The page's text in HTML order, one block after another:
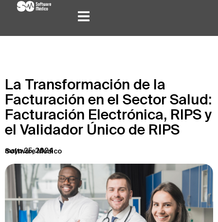
La Transformación de la
Facturación en el Sector Salud:
Facturación Electrónica, RIPS y
el Validador Único de RIPS
mayo 25, 2024
Software Médico